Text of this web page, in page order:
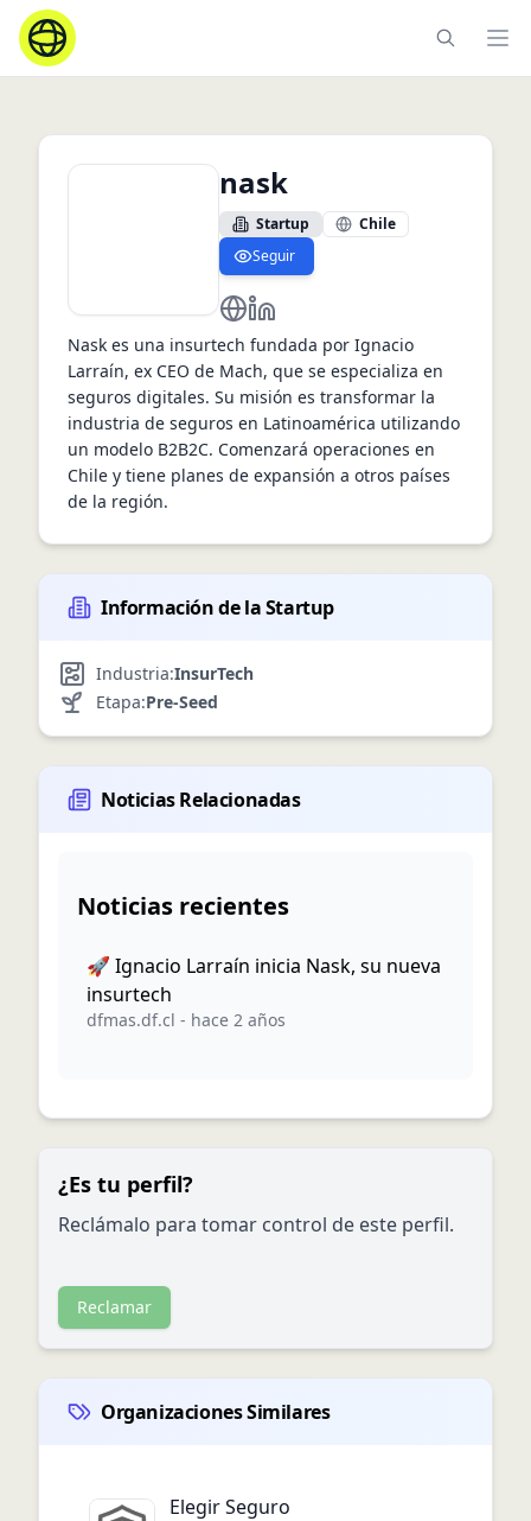
nask
Startup
Chile
Seguir
https://nask.cl
https://www.linkedin.com/
Nask es una insurtech fundada por Ignacio
Larraín, ex CEO de Mach, que se especializa en
seguros digitales. Su misión es transformar la
industria de seguros en Latinoamérica utilizando
un modelo B2B2C. Comenzará operaciones en
Chile y tiene planes de expansión a otros países
de la región.
Información de la Startup
Industria:InsurTech
Etapa:Pre-Seed
Noticias Relacionadas
Noticias recientes
🚀 Ignacio Larraín inicia Nask, su nueva
insurtech
dfmas.df.cl - hace 2 años
¿Es tu perfil?
Reclámalo para tomar control de este perfil.
Reclamar
Organizaciones Similares
Elegir Seguro